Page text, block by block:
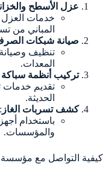
عزل الأسطح
خدمات العزل
المباني من
صيانة شبكات
تنظيف
المعدات.
تركيب أنظمة سباكة
تقديم خدمات
الحديثة.
كشف تسربات الغاز :
باستخدام
والمؤسسات.
كيفية التواصل مع مؤسسة